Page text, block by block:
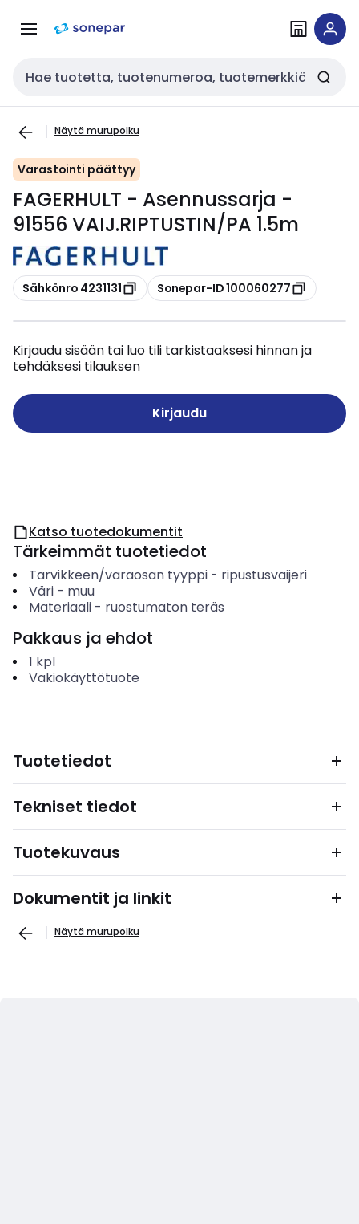
navigointiinsisältöön
Haku
Näytä murupolku
Varastointi päättyy
FAGERHULT - Asennussarja -
91556 VAIJ.RIPTUSTIN/PA 1.5m
Kopioi
Sähkönro 4231131 Kopioi
Sonepar-ID 100060277
Kirjaudu sisään tai luo tili tarkistaaksesi hinnan ja
tehdäksesi tilauksen
Kirjaudu
Katso tuotedokumentit
Tärkeimmät tuotetiedot
Tarvikkeen/varaosan tyyppi- ripustusvaijeri
Väri- muu
Materiaali- ruostumaton teräs
Pakkaus ja ehdot
1 kpl
Vakiokäyttötuote
Tuotetiedot
Tekniset tiedot
Tuotekuvaus
Dokumentit ja linkit
Näytä murupolku